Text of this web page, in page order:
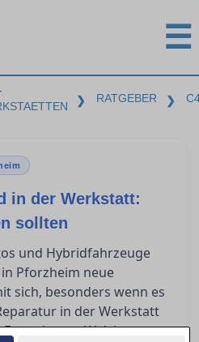
☰
❯ RATGEBER ❯
in der Werkstatt:
sollten
und Hybridfahrzeuge
Pforzheim neue
sich, besonders wenn es
in der Werkstatt
lautet: Welche